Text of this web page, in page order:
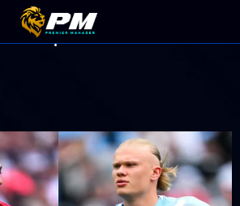
แพงสุดในประวัติศาสตร์FPL-ฮา